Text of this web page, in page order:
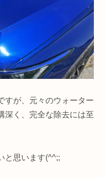
すが、元々のウォーター
深く、完全な除去には至
と思います(^^;;